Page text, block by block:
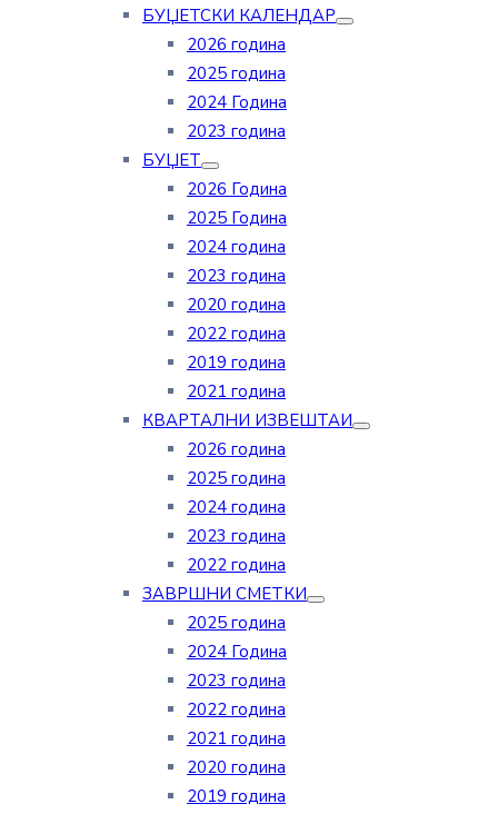
БУЏЕТСКИ КАЛЕНДАР
2026 година
2025 година
2024 Година
2023 година
БУЏЕТ
2026 Година
2025 Година
2024 година
2023 година
2020 година
2022 година
2019 година
2021 година
КВАРТАЛНИ ИЗВЕШТАИ
2026 година
2025 година
2024 година
2023 година
2022 година
ЗАВРШНИ СМЕТКИ
2025 година
2024 Година
2023 година
2022 година
2021 година
2020 година
2019 година